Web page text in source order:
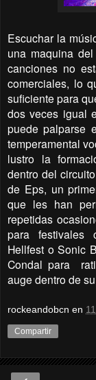
Escuchar la
una maquina
canciones no
comerciales, lo
suficiente para
dos veces igual
puede palparse
temperamental
lustro la
dentro del
de Eps, un
que les han
repetidas
para festivales
Hellfest o Sonic
Condal para
auge dentro de
rockeandobcn en
Compartir